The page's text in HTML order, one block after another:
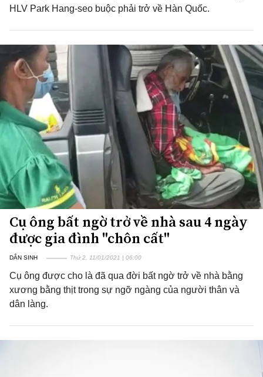
HLV Park Hang-seo buộc phải trở về Hàn Quốc.
Cụ ông bất ngờ trở về nhà sau 4 ngày
được gia đình "chôn cất"
DÂN SINH Thứ 2, 11/01/2021 | 06:00
Cụ ông được cho là đã qua đời bất ngờ trở về nhà bằng
xương bằng thịt trong sự ngỡ ngàng của người thân và
dân làng.